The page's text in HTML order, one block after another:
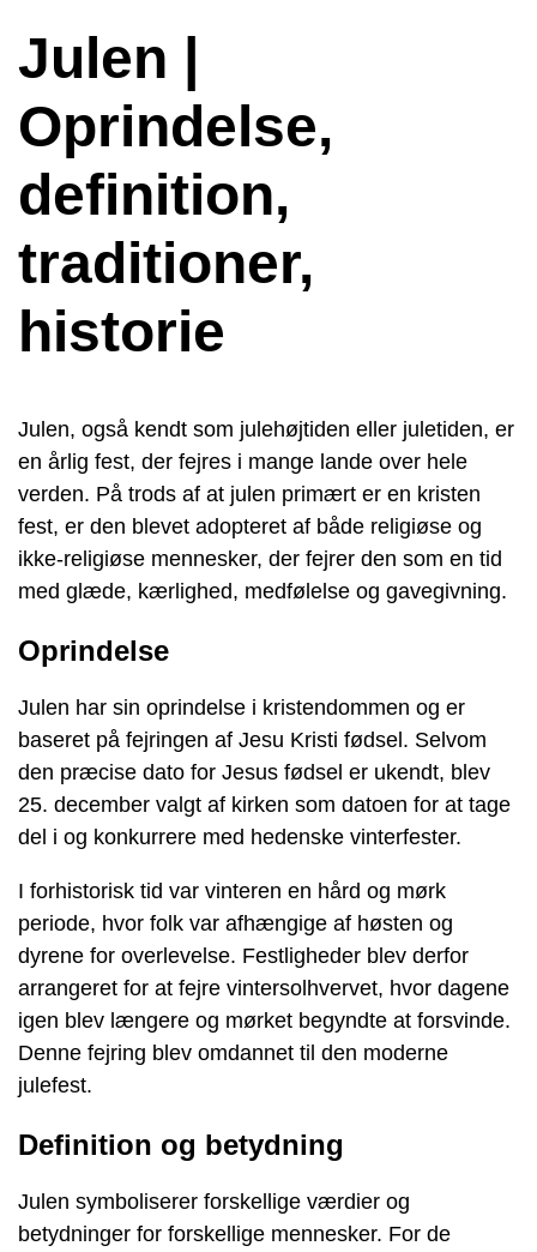
Julen |
Oprindelse,
definition,
traditioner,
historie
Julen, også kendt som julehøjtiden eller juletiden, er
en årlig fest, der fejres i mange lande over hele
verden. På trods af at julen primært er en kristen
fest, er den blevet adopteret af både religiøse og
ikke-religiøse mennesker, der fejrer den som en tid
med glæde, kærlighed, medfølelse og gavegivning.
Oprindelse
Julen har sin oprindelse i kristendommen og er
baseret på fejringen af Jesu Kristi fødsel. Selvom
den præcise dato for Jesus fødsel er ukendt, blev
25. december valgt af kirken som datoen for at tage
del i og konkurrere med hedenske vinterfester.
I forhistorisk tid var vinteren en hård og mørk
periode, hvor folk var afhængige af høsten og
dyrene for overlevelse. Festligheder blev derfor
arrangeret for at fejre vintersolhvervet, hvor dagene
igen blev længere og mørket begyndte at forsvinde.
Denne fejring blev omdannet til den moderne
julefest.
Definition og betydning
Julen symboliserer forskellige værdier og
betydninger for forskellige mennesker. For de